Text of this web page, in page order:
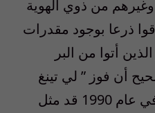
من ذوي الهوية
ذرعا بوجود مقدرات
أتوا من البر
في عام 1949 . صحيح أن فوز ” لي تينغ
هوي” برئاسة الجمهورية في عام 1990 قد مثل